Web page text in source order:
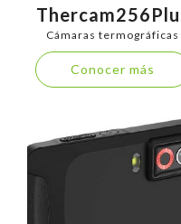
Cámaras termográficas
Conocer más